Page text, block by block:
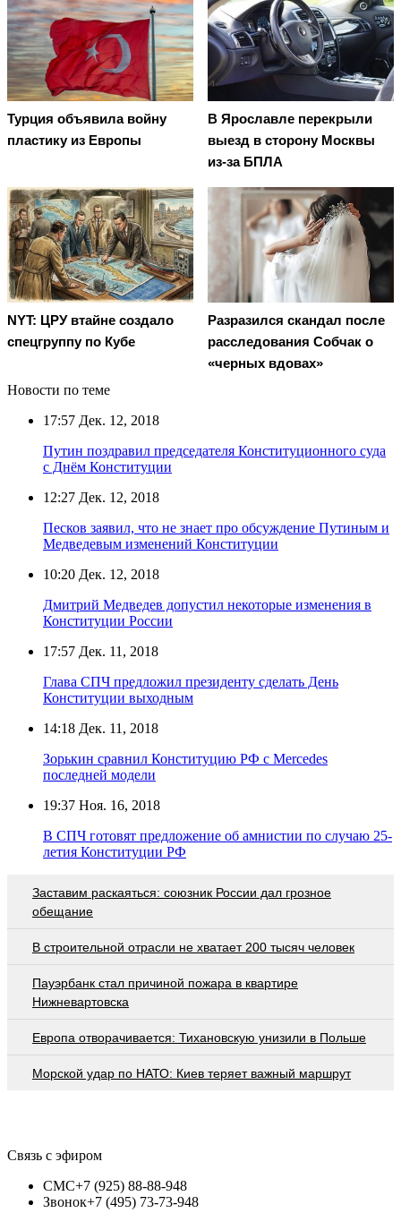
Турция объявила войну
пластику из Европы
В Ярославле перекрыли
выезд в сторону Москвы
из-за БПЛА
NYT: ЦРУ втайне создало
спецгруппу по Кубе
Разразился скандал после
расследования Собчак о
«черных вдовах»
Новости по теме
17:57 Дек. 12, 2018
Путин поздравил председателя Конституционного суда
с Днём Конституции
12:27 Дек. 12, 2018
Песков заявил, что не знает про обсуждение Путиным и
Медведевым изменений Конституции
10:20 Дек. 12, 2018
Дмитрий Медведев допустил некоторые изменения в
Конституции России
17:57 Дек. 11, 2018
Глава СПЧ предложил президенту сделать День
Конституции выходным
14:18 Дек. 11, 2018
Зорькин сравнил Конституцию РФ с Mercedes
последней модели
19:37 Ноя. 16, 2018
В СПЧ готовят предложение об амнистии по случаю 25-
летия Конституции РФ
Заставим раскаяться: союзник России дал грозное
обещание
В строительной отрасли не хватает 200 тысяч человек
Пауэрбанк стал причиной пожара в квартире
Нижневартовска
Европа отворачивается: Тихановскую унизили в Польше
Морской удар по НАТО: Киев теряет важный маршрут
Связь с эфиром
СМС+7 (925) 88-88-948
Звонок+7 (495) 73-73-948